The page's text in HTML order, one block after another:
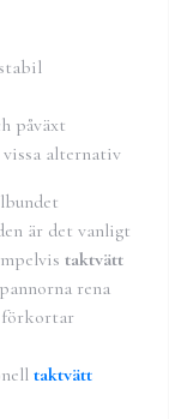
påväxt
alternativ
är det vanligt
taktvätt
rena
förkortar
taktvätt